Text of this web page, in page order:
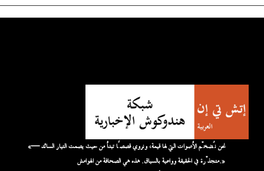
«نحن نُضخّم الأصوات التي لها قيمة، ونروي قصصًا تبدأ من حيث يصمت التيار السائد —
متجذّرة في الحقيقة وواعية بالسياق. هذه هي الصحافة من الهوامش.»